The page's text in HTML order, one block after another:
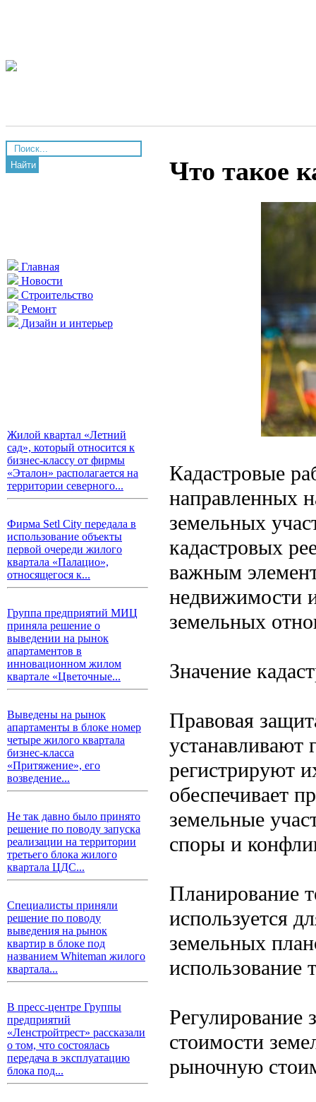
Найти
Главная
Новости
Строительство
Ремонт
Дизайн и интерьер
Жилой квартал «Летний
сад», который относится к
бизнес-классу от фирмы
«Эталон» располагается на
территории северного...
Фирма Setl City передала в
использование объекты
первой очереди жилого
квартала «Палацио»,
относящегося к...
Группа предприятий МИЦ
приняла решение о
выведении на рынок
апартаментов в
инновационном жилом
квартале «Цветочные...
Выведены на рынок
апартаменты в блоке номер
четыре жилого квартала
бизнес-класса
«Притяжение», его
возведение...
Не так давно было принято
решение по поводу запуска
реализации на территории
третьего блока жилого
квартала ЦДС...
Специалисты приняли
решение по поводу
выведения на рынок
квартир в блоке под
названием Whiteman жилого
квартала...
В пресс-центре Группы
предприятий
«Ленстройтрест» рассказали
о том, что состоялась
передача в эксплуатацию
блока под...
Что такое
Кадастровые
направленных
земельных
кадастровых
важным
недвижимости
земельных
Значение
Правовая
устанавливают
регистрируют
обеспечивает
земельные
споры и
Планирование
используется
земельных
использование
Регулирование
стоимости
рыночную